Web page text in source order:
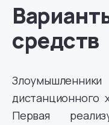
средств
дистанционного
Первая